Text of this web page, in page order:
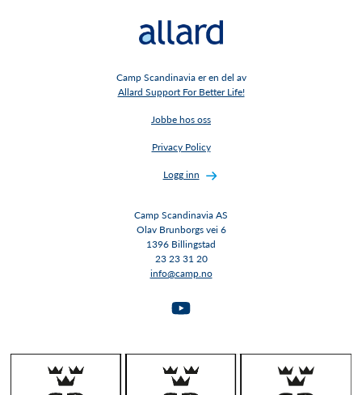
Camp Scandinavia er en del av
Allard Support For Better Life!
Jobbe hos oss
Privacy Policy
Logg inn
Camp Scandinavia AS
Olav Brunborgs vei 6
1396 Billingstad​​​​​​​
23 23 31 20
info@camp.no